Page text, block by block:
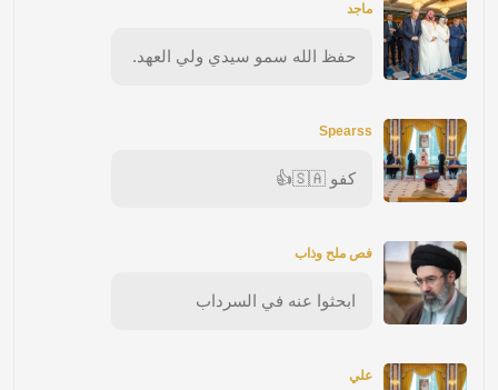
ماجد
حفظ الله سمو سيدي ولي العهد.
Spearss
كفو 🇸🇦👍
فص ملح وذاب
ابحثوا عنه في السرداب
علي